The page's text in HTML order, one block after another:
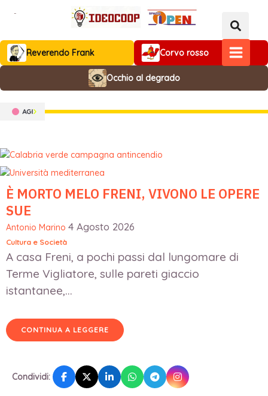
MAIN
Reverendo Frank Corvo rosso
Occhio al degrado
È MORTO MELO FRENI, VIVONO LE OPERE
SUE
Antonio Marino 4 Agosto 2026
Cultura e Società
A casa Freni, a pochi passi dal lungomare di
Terme Vigliatore, sulle pareti giaccio
istantanee,...
CONTINUA A LEGGERE
Condividi: